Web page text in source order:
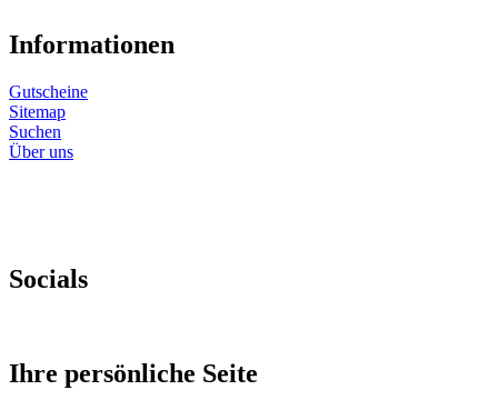
Informationen
Gutscheine
Sitemap
Suchen
Über uns
Socials
Ihre persönliche Seite